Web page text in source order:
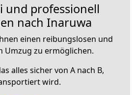
und professionell
nach Inaruwa
einen reibungslosen und
Umzug zu ermöglichen.
alles sicher von A nach B,
wird.